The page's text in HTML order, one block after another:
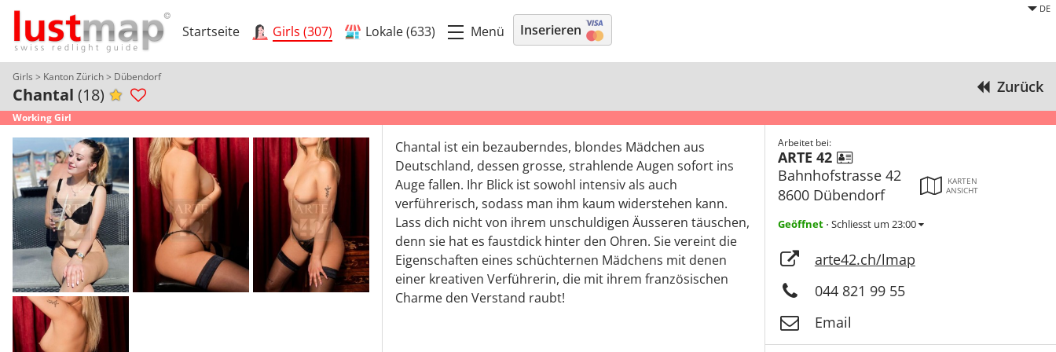
DE
Startseite Girls (307) Lokale (633) Menü Inserieren
Girls > Kanton Zürich> Dübendorf
Chantal (18) Zurück
Working Girl
Chantal ist ein bezauberndes, blondes Mädchen aus
Deutschland, dessen grosse, strahlende Augen sofort ins
Auge fallen. Ihr Blick ist sowohl intensiv als auch
verführerisch, sodass man ihm kaum widerstehen kann.
Lass dich nicht von ihrem unschuldigen Äusseren täuschen,
denn sie hat es faustdick hinter den Ohren. Sie vereint die
Eigenschaften eines schüchternen Mädchens mit denen
einer kreativen Verführerin, die mit ihrem französischen
Charme den Verstand raubt!
Arbeitet bei:
ARTE 42
Bahnhofstrasse 42
8600 Dübendorf
KARTEN
ANSICHT
Geöffnet ⋅ Schliesst um 23:00
arte42.ch/lmap
044 821 99 55
Email